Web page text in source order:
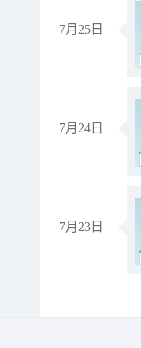
7月25日
7月24日
7月23日